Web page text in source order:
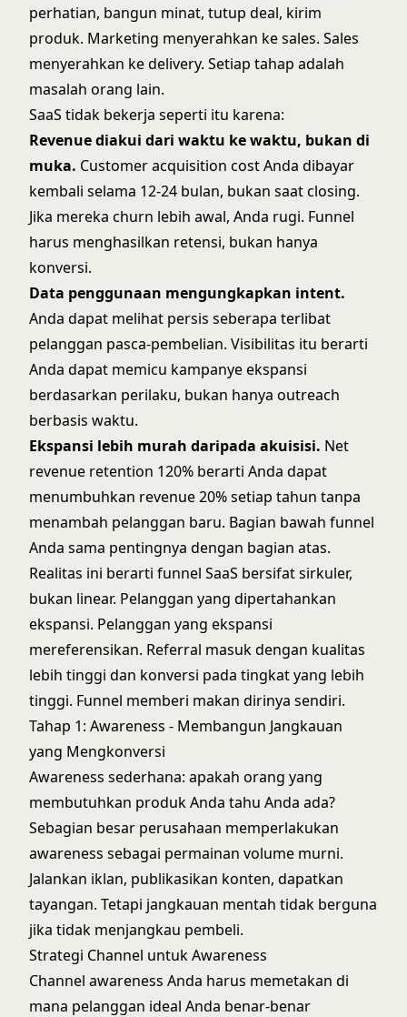
perhatian, bangun minat, tutup deal, kirim
produk. Marketing menyerahkan ke sales. Sales
menyerahkan ke delivery. Setiap tahap adalah
masalah orang lain.
SaaS tidak bekerja seperti itu karena:
Revenue diakui dari waktu ke waktu, bukan di
muka. Customer acquisition cost Anda dibayar
kembali selama 12-24 bulan, bukan saat closing.
Jika mereka churn lebih awal, Anda rugi. Funnel
harus menghasilkan retensi, bukan hanya
konversi.
Data penggunaan mengungkapkan intent.
Anda dapat melihat persis seberapa terlibat
pelanggan pasca-pembelian. Visibilitas itu berarti
Anda dapat memicu kampanye ekspansi
berdasarkan perilaku, bukan hanya outreach
berbasis waktu.
Ekspansi lebih murah daripada akuisisi. Net
revenue retention 120% berarti Anda dapat
menumbuhkan revenue 20% setiap tahun tanpa
menambah pelanggan baru. Bagian bawah funnel
Anda sama pentingnya dengan bagian atas.
Realitas ini berarti funnel SaaS bersifat sirkuler,
bukan linear. Pelanggan yang dipertahankan
ekspansi. Pelanggan yang ekspansi
mereferensikan. Referral masuk dengan kualitas
lebih tinggi dan konversi pada tingkat yang lebih
tinggi. Funnel memberi makan dirinya sendiri.
Tahap 1: Awareness - Membangun Jangkauan
yang Mengkonversi
Awareness sederhana: apakah orang yang
membutuhkan produk Anda tahu Anda ada?
Sebagian besar perusahaan memperlakukan
awareness sebagai permainan volume murni.
Jalankan iklan, publikasikan konten, dapatkan
tayangan. Tetapi jangkauan mentah tidak berguna
jika tidak menjangkau pembeli.
Strategi Channel untuk Awareness
Channel awareness Anda harus memetakan di
mana pelanggan ideal Anda benar-benar